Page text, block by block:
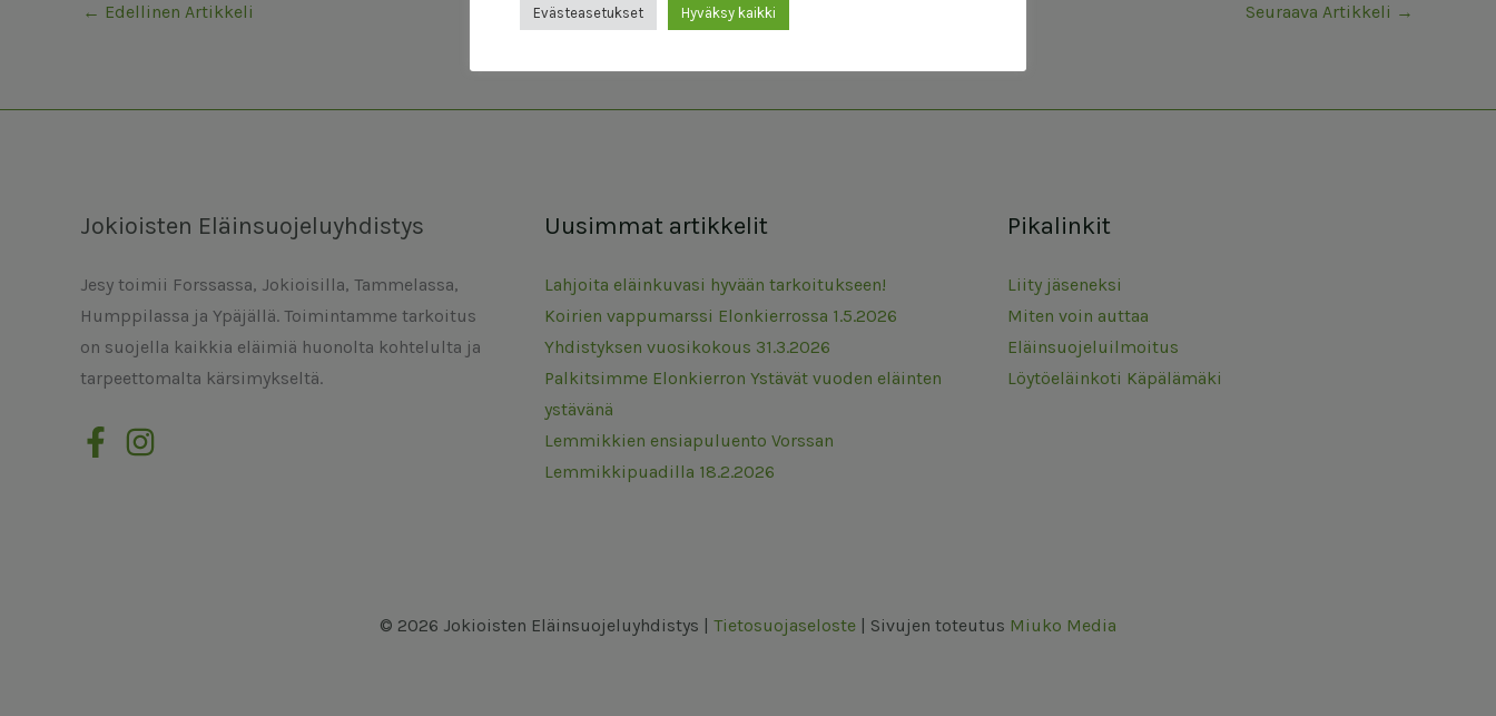
← Edellinen Artikkeli Seuraava Artikkeli →
Jokioisten Eläinsuojeluyhdistys
Jesy toimii Forssassa, Jokioisilla, Tammelassa,
Humppilassa ja Ypäjällä. Toimintamme tarkoitus
on suojella kaikkia eläimiä huonolta kohtelulta ja
tarpeettomalta kärsimykseltä.
Uusimmat artikkelit
Lahjoita eläinkuvasi hyvään tarkoitukseen!
Koirien vappumarssi Elonkierrossa 1.5.2026
Yhdistyksen vuosikokous 31.3.2026
Palkitsimme Elonkierron Ystävät vuoden eläinten
ystävänä
Lemmikkien ensiapuluento Vorssan
Lemmikkipuadilla 18.2.2026
Pikalinkit
Liity jäseneksi
Miten voin auttaa
Eläinsuojeluilmoitus
Löytöeläinkoti Käpälämäki
© 2026 Jokioisten Eläinsuojeluyhdistys | Tietosuojaseloste | Sivujen toteutus Miuko Media
Evästeasetukset Hyväksy kaikki